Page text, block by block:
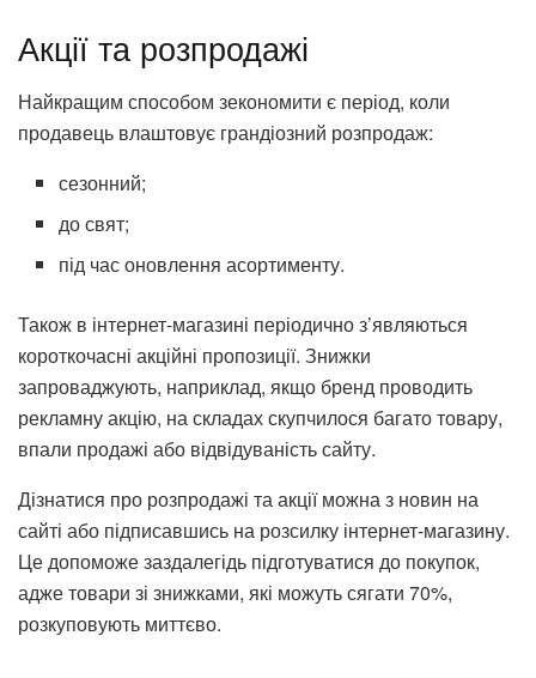
Акції та розпродажі
Найкращим способом зекономити є період, коли
продавець влаштовує грандіозний розпродаж:
сезонний;
до свят;
під час оновлення асортименту.
Також в інтернет-магазині періодично з’являються
короткочасні акційні пропозиції. Знижки
запроваджують, наприклад, якщо бренд проводить
рекламну акцію, на складах скупчилося багато товару,
впали продажі або відвідуваність сайту.
Дізнатися про розпродажі та акції можна з новин на
сайті або підписавшись на розсилку інтернет-магазину.
Це допоможе заздалегідь підготуватися до покупок,
адже товари зі знижками, які можуть сягати 70%,
розкуповують миттєво.